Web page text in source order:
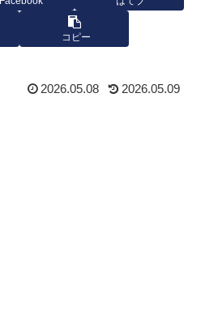
コピー
2026.05.08 2026.05.09